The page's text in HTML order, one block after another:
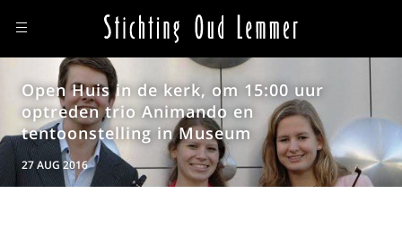
Open Huis in de kerk, om 15:00 uur
optreden trio Animando en
tentoonstelling in Museum
27 AUG 2016